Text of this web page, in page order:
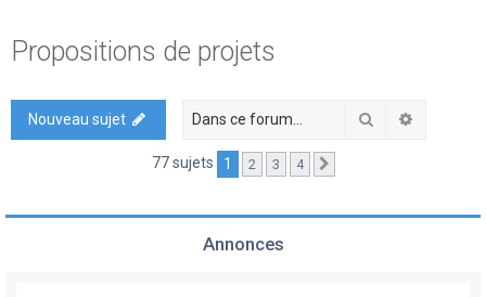
Propositions de projets
Nouveau sujet Rechercher
77 sujets 1 2 3 4
Annonces